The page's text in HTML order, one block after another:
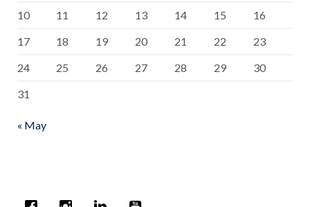
10
11 12 13 14 15
16
17
18 19 20 21 22
23
24
25 26 27 28 29
30
31
« May